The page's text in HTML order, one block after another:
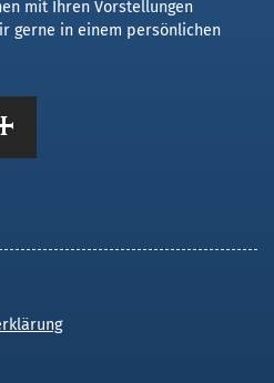
mit Ihren Vorstellungen
gerne in einem persönlichen